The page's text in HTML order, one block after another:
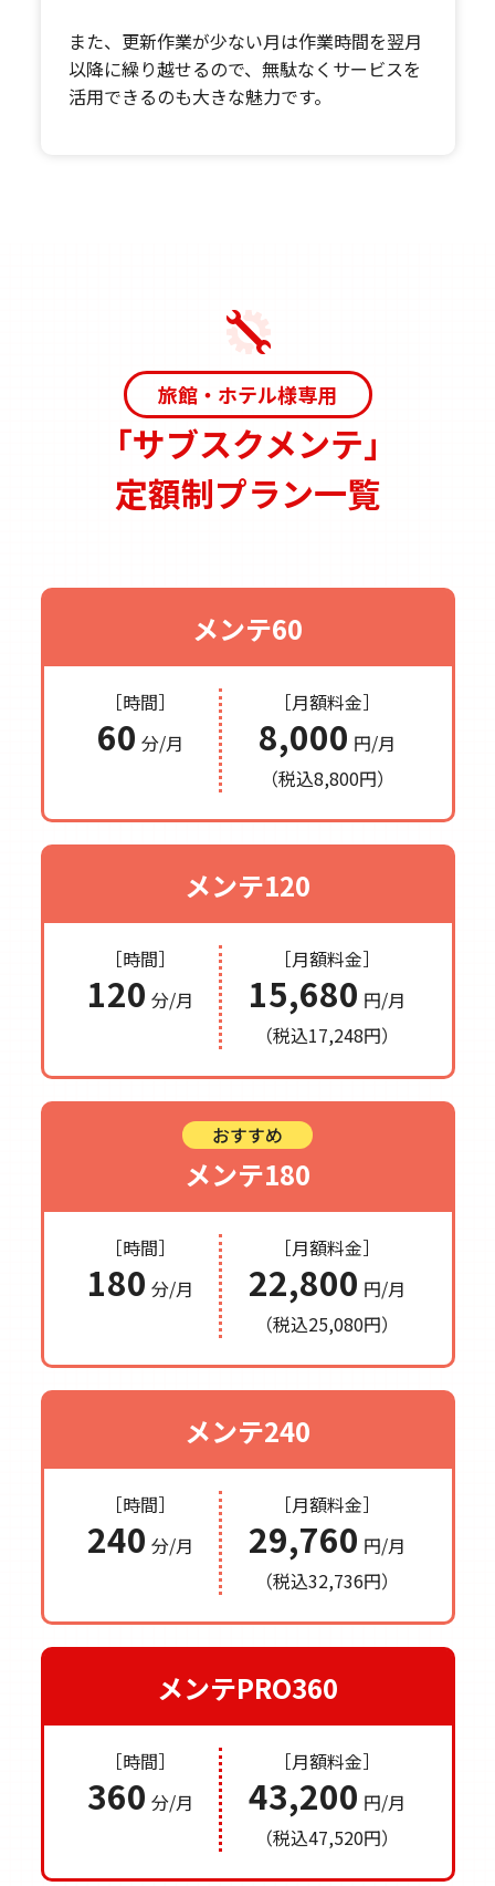
また、更新作業が少ない月は作業時間を翌月
以降に繰り越せるので、無駄なくサービスを
活用できるのも大きな魅力です。
旅館・ホテル様専用
「サブスクメンテ」
定額制プラン一覧
メンテ60
［時間］
60 分/月
［月額料金］
8,000 円/月
（税込8,800円）
メンテ120
［時間］
120 分/月
［月額料金］
15,680 円/月
（税込17,248円）
おすすめ
メンテ180
［時間］
180 分/月
［月額料金］
22,800 円/月
（税込25,080円）
メンテ240
［時間］
240 分/月
［月額料金］
29,760 円/月
（税込32,736円）
メンテPRO360
［時間］
360 分/月
［月額料金］
43,200 円/月
（税込47,520円）